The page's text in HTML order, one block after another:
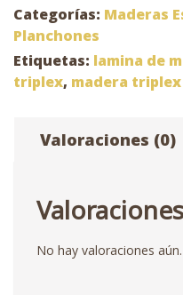
Amarillo
18cm
x
3.88cm
cantidad
Categorías: Maderas
Planchones
Etiquetas: lamina de
triplex, madera
Valoraciones (0)
Valoraciones
No hay valoraciones aún.